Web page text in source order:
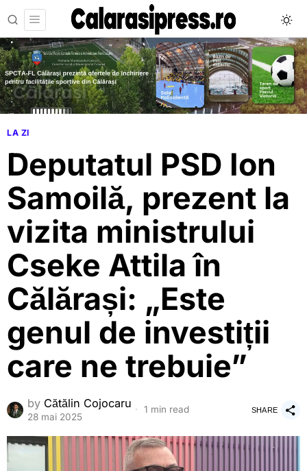
LA ZI
Deputatul PSD Ion
Samoilă, prezent la
vizita ministrului
Cseke Attila în
Călărași: „Este
genul de investiții
care ne trebuie”
by Cătălin Cojocaru
28 mai 2025
1 min read SHARE